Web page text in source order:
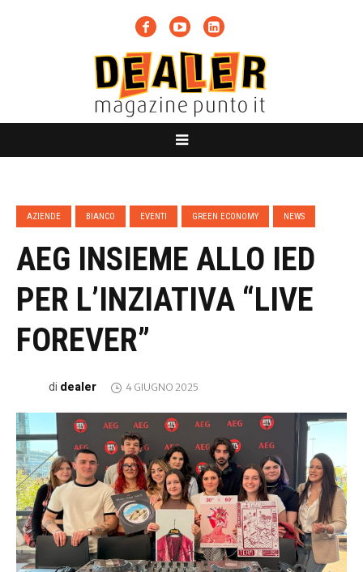
AZIENDE BIANCO EVENTI GREEN ECONOMY NEWS
AEG INSIEME ALLO IED
PER L’INZIATIVA “LIVE
FOREVER”
di dealer 4 GIUGNO 2025